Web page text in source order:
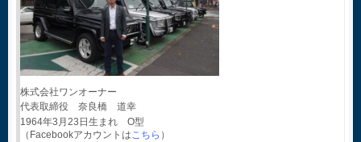
株式会社ワンオーナー
代表取締役 奈良橋 道幸
1964年3月23日生まれ O型
（Facebookアカウントはこちら ）